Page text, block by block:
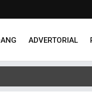
ADVERTORIAL
Data Tindak Lanjut